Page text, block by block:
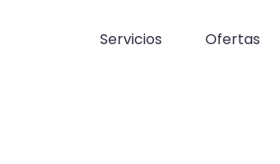
Servicios Ofertas